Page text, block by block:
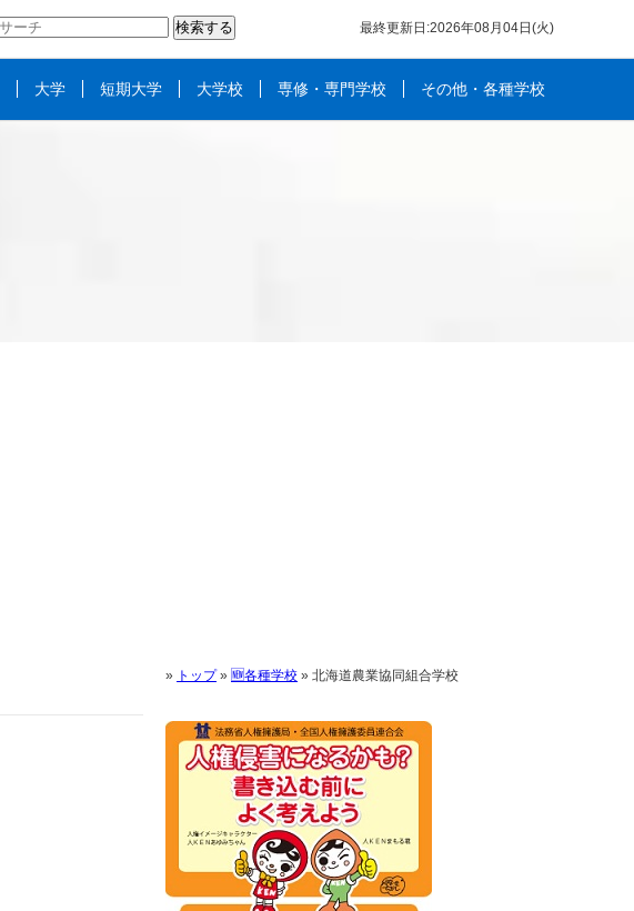
最終更新日:2026年08月04日(火)
大学 短期大学 大学校 専修・専門学校 その他・各種学校
» トップ» 🆕各種学校 » 北海道農業協同組合学校